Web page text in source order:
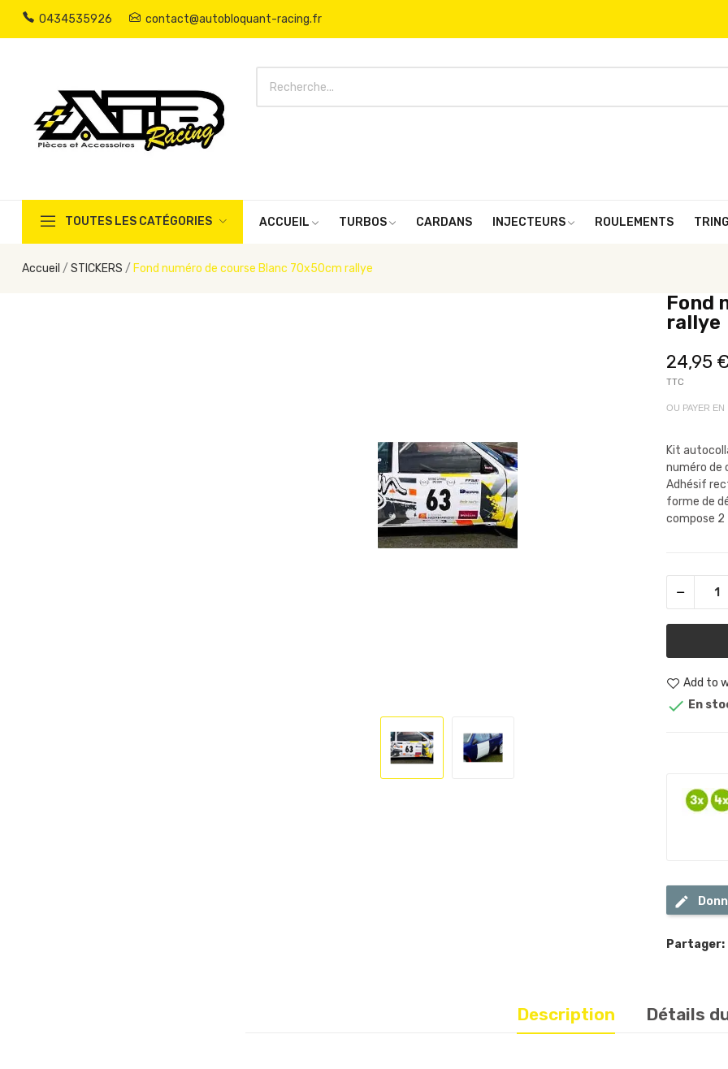
0434535926 contact@autobloquant-racing.fr
TOUTES LES CATÉGORIES ACCUEIL TURBOS CARDANS INJECTEURS ROULEMENTS
Accueil STICKERS Fond numéro de course Blanc 70x50cm rallye
Fond
rallye
24,95
TTC
OU PAYER EN
Kit
numéro de
Adhésif
forme de
compose 2
Add to
 En
Partager:
Description Détails